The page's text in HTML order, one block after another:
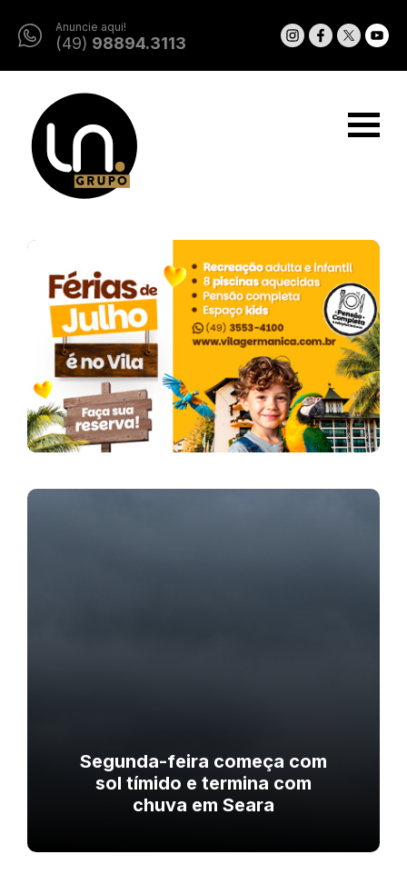
Anuncie aqui!
(49) 98894.3113
Segunda-feira começa com
sol tímido e termina com
chuva em Seara